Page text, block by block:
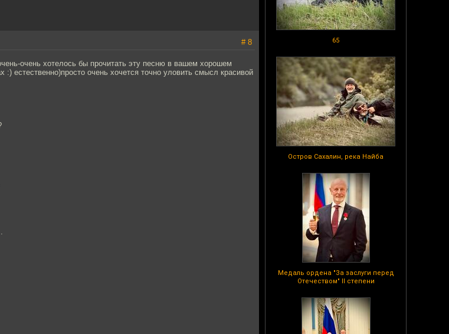
65
Остров Сахалин, река Найба
Медаль ордена "За заслуги перед
Отечеством" II степени
# 8
очень хотелось бы прочитать эту песню в вашем хорошем
:) естественно)просто очень хочется точно уловить смысл красивой